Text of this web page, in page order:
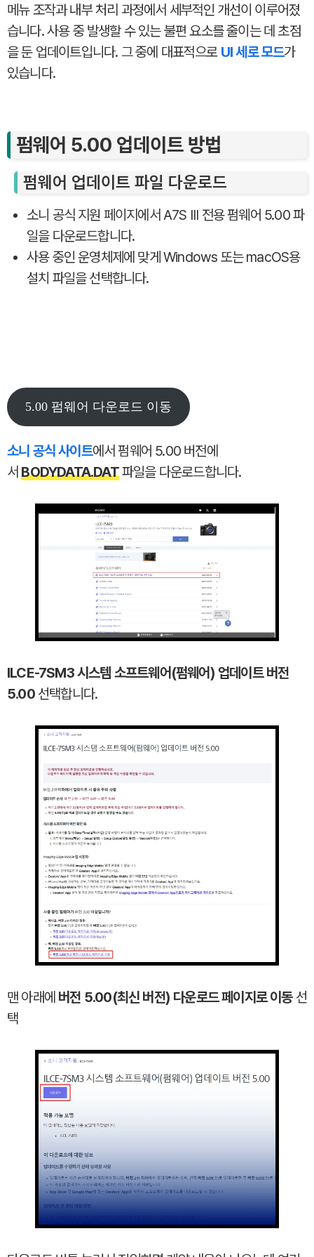
메뉴 조작과 내부 처리 과정에서 세부적인 개선이 이루어졌
습니다. 사용 중 발생할 수 있는 불편 요소를 줄이는 데 초점
을 둔 업데이트입니다. 그 중에 대표적으로 UI 세로 모드가
있습니다.
펌웨어 5.00 업데이트 방법
펌웨어 업데이트 파일 다운로드
소니 공식 지원 페이지에서 A7S III 전용 펌웨어 5.00 파
일을 다운로드합니다.
사용 중인 운영체제에 맞게 Windows 또는 macOS용
설치 파일을 선택합니다.
5.00 펌웨어 다운로드 이동
소니 공식 사이트에서 펌웨어 5.00 버전에
서BODYDATA.DAT파일을 다운로드합니다.
ILCE-7SM3 시스템 소프트웨어(펌웨어) 업데이트 버전
5.00선택합니다.
맨 아래에 버전 5.00(최신 버전) 다운로드 페이지로 이동선
택